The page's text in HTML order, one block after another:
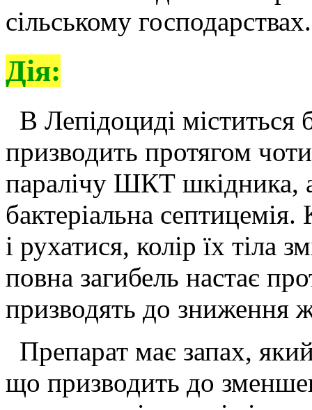
сільському господарствах.
Дія:
В Лепідоциді міститься
призводить протягом
паралічу ШКТ шкідника,
бактеріальна
і рухатися, колір їх тіла
повна загибель настає
призводять до зниження
Препарат має запах,
що призводить до